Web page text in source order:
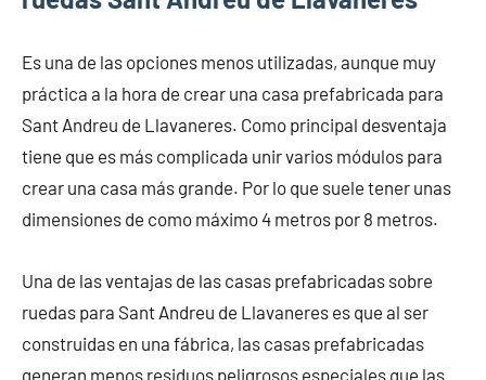
Es una de las opciones menos utilizadas, aunque muy
práctica a la hora de crear una casa prefabricada para
Sant Andreu de Llavaneres. Como principal desventaja
tiene que es más complicada unir varios módulos para
crear una casa más grande. Por lo que suele tener unas
dimensiones de como máximo 4 metros por 8 metros.
Una de las ventajas de las casas prefabricadas sobre
ruedas para Sant Andreu de Llavaneres es que al ser
construidas en una fábrica, las casas prefabricadas
generan menos residuos peligrosos especiales que las